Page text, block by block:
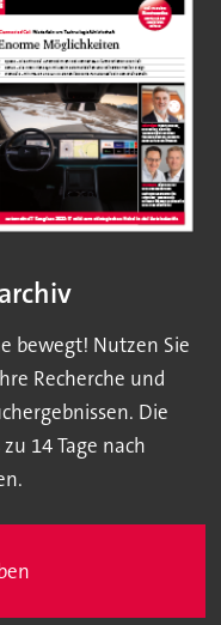
bewegt! Nutzen Sie
Recherche und
Die
14 Tage nach